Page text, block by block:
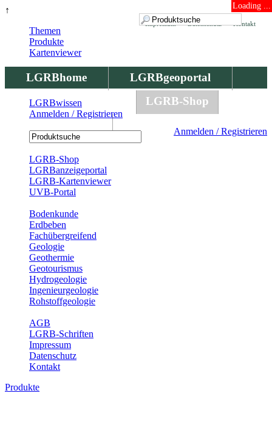
↑ Loading ...
Kontakt
Datenschutz
Impressum
LGRBhome
LGRBgeoportal
LGRBbohrungen
LGRB-Shop
Anmelden / Registrieren
Themen
Produkte
Kartenviewer
LGRBwissen
Anmelden / Registrieren
LGRB-Shop
LGRBanzeigeportal
LGRB-Kartenviewer
UVB-Portal
Bodenkunde
Erdbeben
Fachübergreifend
Geologie
Geothermie
Geotourismus
Hydrogeologie
Ingenieurgeologie
Rohstoffgeologie
AGB
LGRB-Schriften
Impressum
Datenschutz
Kontakt
Produkte